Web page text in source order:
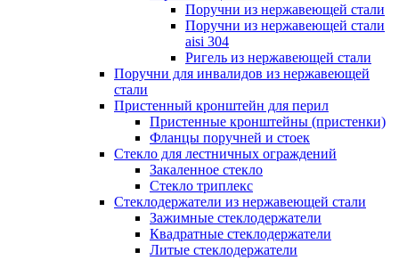
Поручни из нержавеющей стали
Поручни из нержавеющей стали
aisi 304
Ригель из нержавеющей стали
Поручни для инвалидов из нержавеющей
стали
Пристенный кронштейн для перил
Пристенные кронштейны (пристенки)
Фланцы поручней и стоек
Стекло для лестничных ограждений
Закаленное стекло
Стекло триплекс
Стеклодержатели из нержавеющей стали
Зажимные стеклодержатели
Квадратные стеклодержатели
Литые стеклодержатели